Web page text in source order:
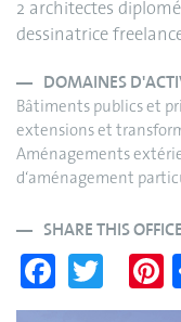
2 architectes
dessinatrice
DOMAINES
Bâtiments publics et
extensions et
Aménagements
d‘aménagement
SHARE THIS OFFICE
Fa
ce wi